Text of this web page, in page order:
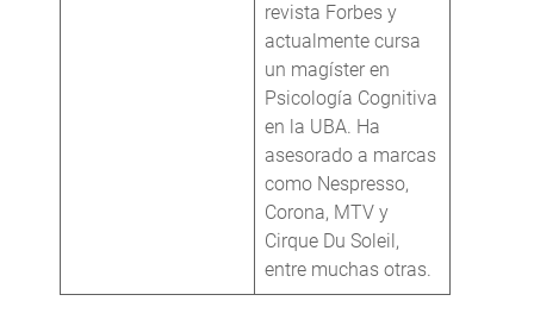
revista Forbes y
actualmente cursa
un magíster en
Psicología Cognitiva
en la UBA. Ha
asesorado a marcas
como Nespresso,
Corona, MTV y
Cirque Du Soleil,
entre muchas otras.